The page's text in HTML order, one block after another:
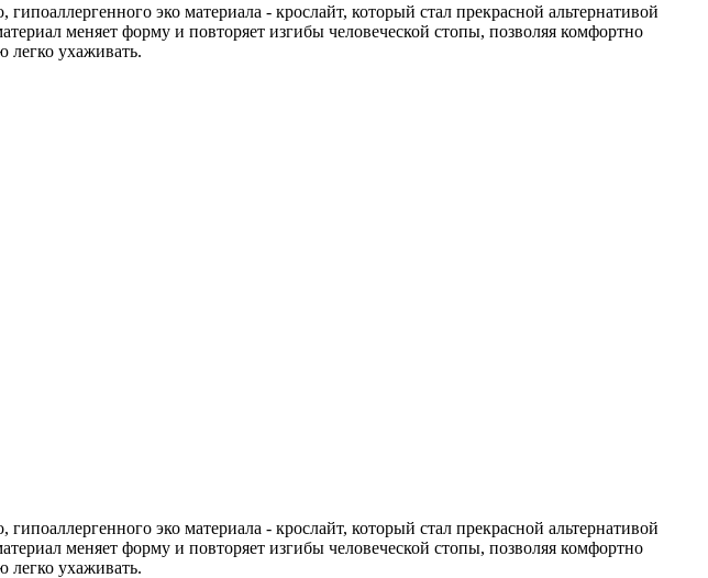
эко материала - крослайт, который стал прекрасной альтернативой
меняет форму и повторяет изгибы человеческой стопы, позволяя комфортно
легко ухаживать.
эко материала - крослайт, который стал прекрасной альтернативой
меняет форму и повторяет изгибы человеческой стопы, позволяя комфортно
легко ухаживать.